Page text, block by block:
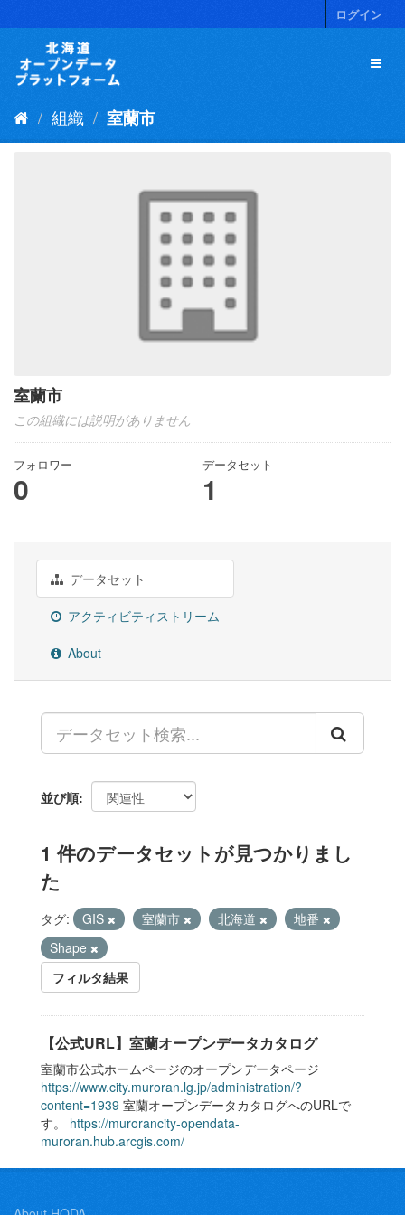
キ
ログイン
組織 室蘭市
室蘭市
この組織には説明がありません
フォロワー
0
データセット
1
データセット
アクティビティストリーム
About
並び順
1 件のデータセットが見つかりまし
た
タグ: GIS 室蘭市 北海道
地番
Shape
フィルタ結果
【公式URL】室蘭オープンデータカタログ
室蘭市公式ホームページのオープンデータページ
https://www.city.muroran.lg.jp/administration/?
content=1939 室蘭オープンデータカタログへのURLで
す。 https://murorancity-opendata-
muroran.hub.arcgis.com/